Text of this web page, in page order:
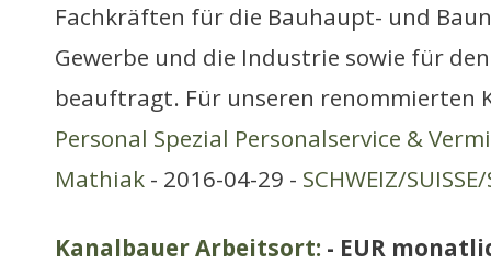
Fachkräften für die Bauhaupt- und
Gewerbe und die Industrie sowie für
beauftragt. Für unseren renommierten
Personal Spezial Personalservice &
Mathiak - 2016-04-29 - SCHWEIZ/
Kanalbauer Arbeitsort: - EUR